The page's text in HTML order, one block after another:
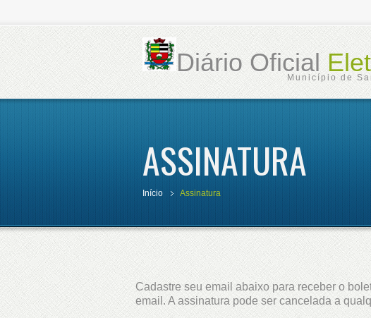
Diário Oficial
Município de
ASSINATURA
Início Assinatura
Cadastre seu email abaixo para receber o
email. A assinatura pode ser cancelada a